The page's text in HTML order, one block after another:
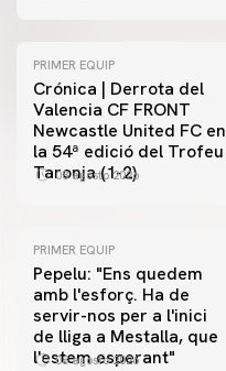
PRIMER EQUIP
Crónica | Derrota del
Valencia CF FRONT
Newcastle United FC en
la 54ª edició del Trofeu
Taronja (1-2)
08 agosto 2026
PRIMER EQUIP
Pepelu: "Ens quedem
amb l'esforç. Ha de
servir-nos per a l'inici
de lliga a Mestalla, que
l'estem esperant"
08 agosto 2026